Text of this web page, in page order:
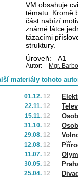
VM obsahuje
tématu. Kromě
část nabízí
známé látce
tázacími
struktury.
Úroveň:
A1
Autor: Mgr.
materiály tohoto
01.12. 12
22.11. 12
15.11. 12
31.10. 12
29.08. 12
12.08. 12
11.07. 12
30.05. 12
25.04. 12